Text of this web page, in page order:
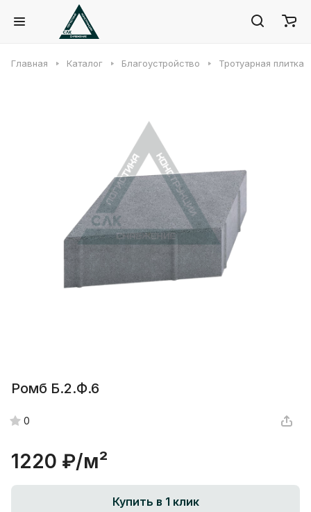
Главная Каталог Благоустройство Тротуарная плитка
Ромб Б.2.Ф.6
0
1220 ₽/м²
Купить в 1 клик